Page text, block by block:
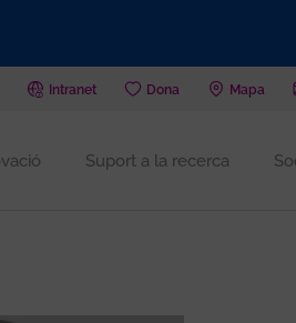
Intranet Dona Mapa
Suport a la recerca